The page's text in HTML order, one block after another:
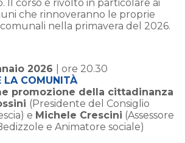
Il corso è rivolto in particolare ai
che rinnoveranno le proprie
nella primavera del 2026.
2026
| ore 20.30
LA COMUNITÀ
promozione della cittadinanza
(Presidente del Consiglio
e Michele Crescini (Assessore
e Animatore sociale)